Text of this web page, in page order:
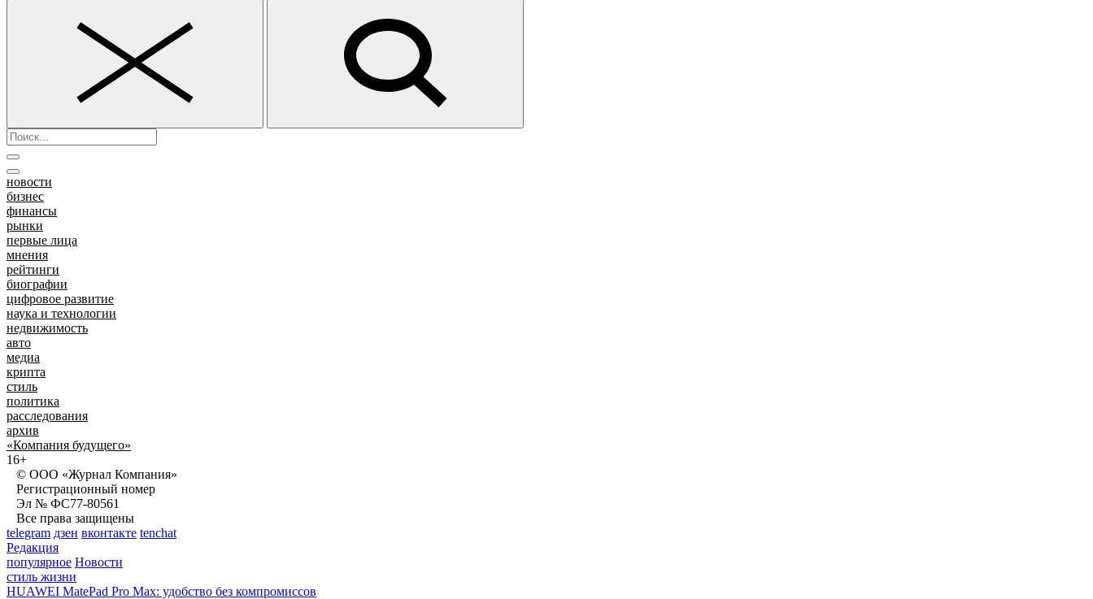
новости
бизнес
финансы
рынки
первые лица
мнения
рейтинги
биографии
цифровое развитие
наука и технологии
недвижимость
авто
медиа
крипта
стиль
политика
расследования
архив
«Компания будущего»
16+
© ООО «Журнал Компания»
Регистрационный номер
Эл № ФС77-80561
Все права защищены
telegram дзен вконтакте tenchat
Редакция
популярное Новости
стиль жизни
HUAWEI MatePad Pro Max: удобство без компромиссов